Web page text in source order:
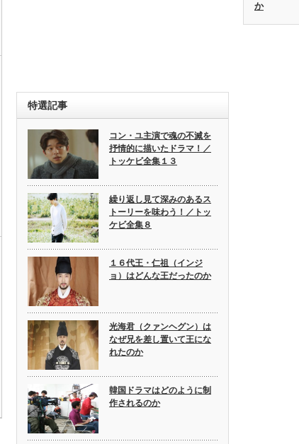
特選記事
コン・ユ主演で魂の不滅を
抒情的に描いたドラマ！／
トッケビ全集１３
繰り返し見て深みのあるス
トーリーを味わう！／トッ
ケビ全集８
１６代王・仁祖（インジ
ョ）はどんな王だったのか
光海君（クァンヘグン）は
なぜ兄を差し置いて王にな
れたのか
韓国ドラマはどのように制
作されるのか
か